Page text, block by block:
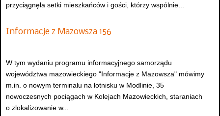
przyciągnęła setki mieszkańców i gości, którzy wspólnie...
Informacje z Mazowsza 156
W tym wydaniu programu informacyjnego samorządu
województwa mazowieckiego "Informacje z Mazowsza" mówimy
m.in. o nowym terminalu na lotnisku w Modlinie, 35
nowoczesnych pociągach w Kolejach Mazowieckich, staraniach
o zlokalizowanie w...